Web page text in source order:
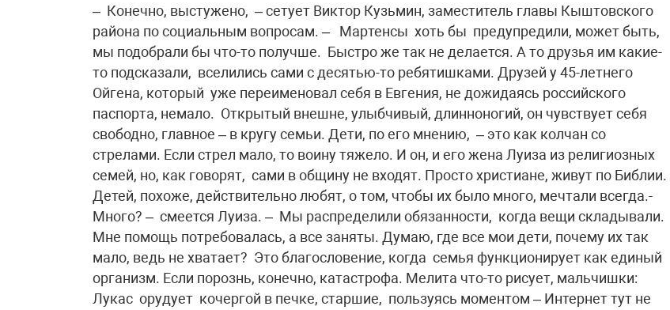
– Конечно, выстужено, – сетует Виктор Кузьмин, заместитель главы Кыштовского
района по социальным вопросам. – Мартенсы хоть бы предупредили, может быть,
мы подобрали бы что-то получше. Быстро же так не делается. А то друзья им какие-
то подсказали, вселились сами с десятью-то ребятишками. Друзей у 45-летнего
Ойгена, который уже переименовал себя в Евгения, не дожидаясь российского
паспорта, немало. Открытый внешне, улыбчивый, длинноногий, он чувствует себя
свободно, главное – в кругу семьи. Дети, по его мнению, – это как колчан со
стрелами. Если стрел мало, то воину тяжело. И он, и его жена Луиза из религиозных
семей, но, как говорят, сами в общину не входят. Просто христиане, живут по Библии.
Детей, похоже, действительно любят, о том, чтобы их было много, мечтали всегда.-
Много? – смеется Луиза. – Мы распределили обязанности, когда вещи складывали.
Мне помощь потребовалась, а все заняты. Думаю, где все мои дети, почему их так
мало, ведь не хватает? Это благословение, когда семья функционирует как единый
организм. Если порознь, конечно, катастрофа. Мелита что-то рисует, мальчишки:
Лукас орудует кочергой в печке, старшие, пользуясь моментом – Интернет тут не